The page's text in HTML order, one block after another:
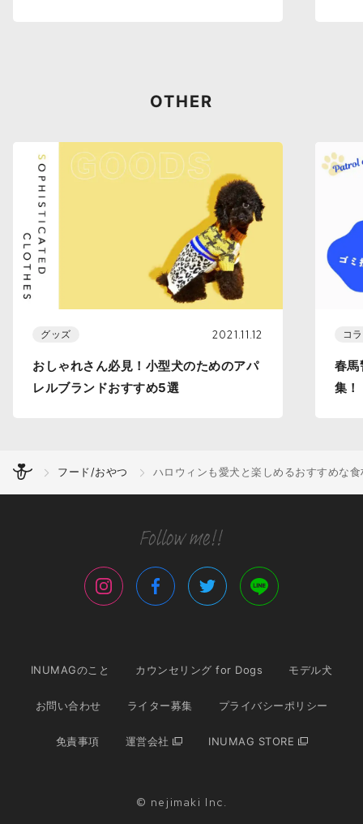
OTHER
グッズ 2021.11.12
おしゃれさん必見！小型犬のためのアパ
レルブランドおすすめ5選
コ
春馬
集！
フード/おやつ ハロウィンも愛犬と楽しめるおすすめな
INUMAGのこと カウンセリング for Dogs モデル犬
お問い合わせ ライター募集 プライバシーポリシー
免責事項 運営会社 INUMAG STORE
© nejimaki Inc.